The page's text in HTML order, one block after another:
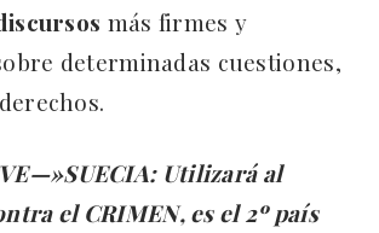
más firmes y
determinadas cuestiones,
Utilizará al
el CRIMEN, es el 2º país